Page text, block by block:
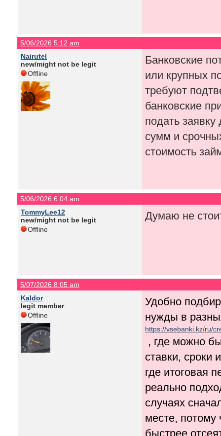
5/06/2026 5:12 am
Nairutel
new/might not be legit
Offline
Банковские
или крупных
требуют
банковские
подать
сумм и
стоимость
5/06/2026 6:04 am
TommyLee12
new/might not be legit
Offline
Думаю не
5/07/2026 8:05 am
Kaldor
legit member
Offline
Удобно
нужды в
https://vsebanki.kz/ru/
, где можно
ставки, сроки
где итоговая
реально
случаях
месте, потому
быстрее